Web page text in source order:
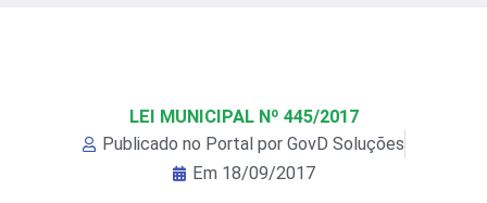
LEI MUNICIPAL Nº 445/2017
Publicado no Portal por GovD Soluções
Em 18/09/2017